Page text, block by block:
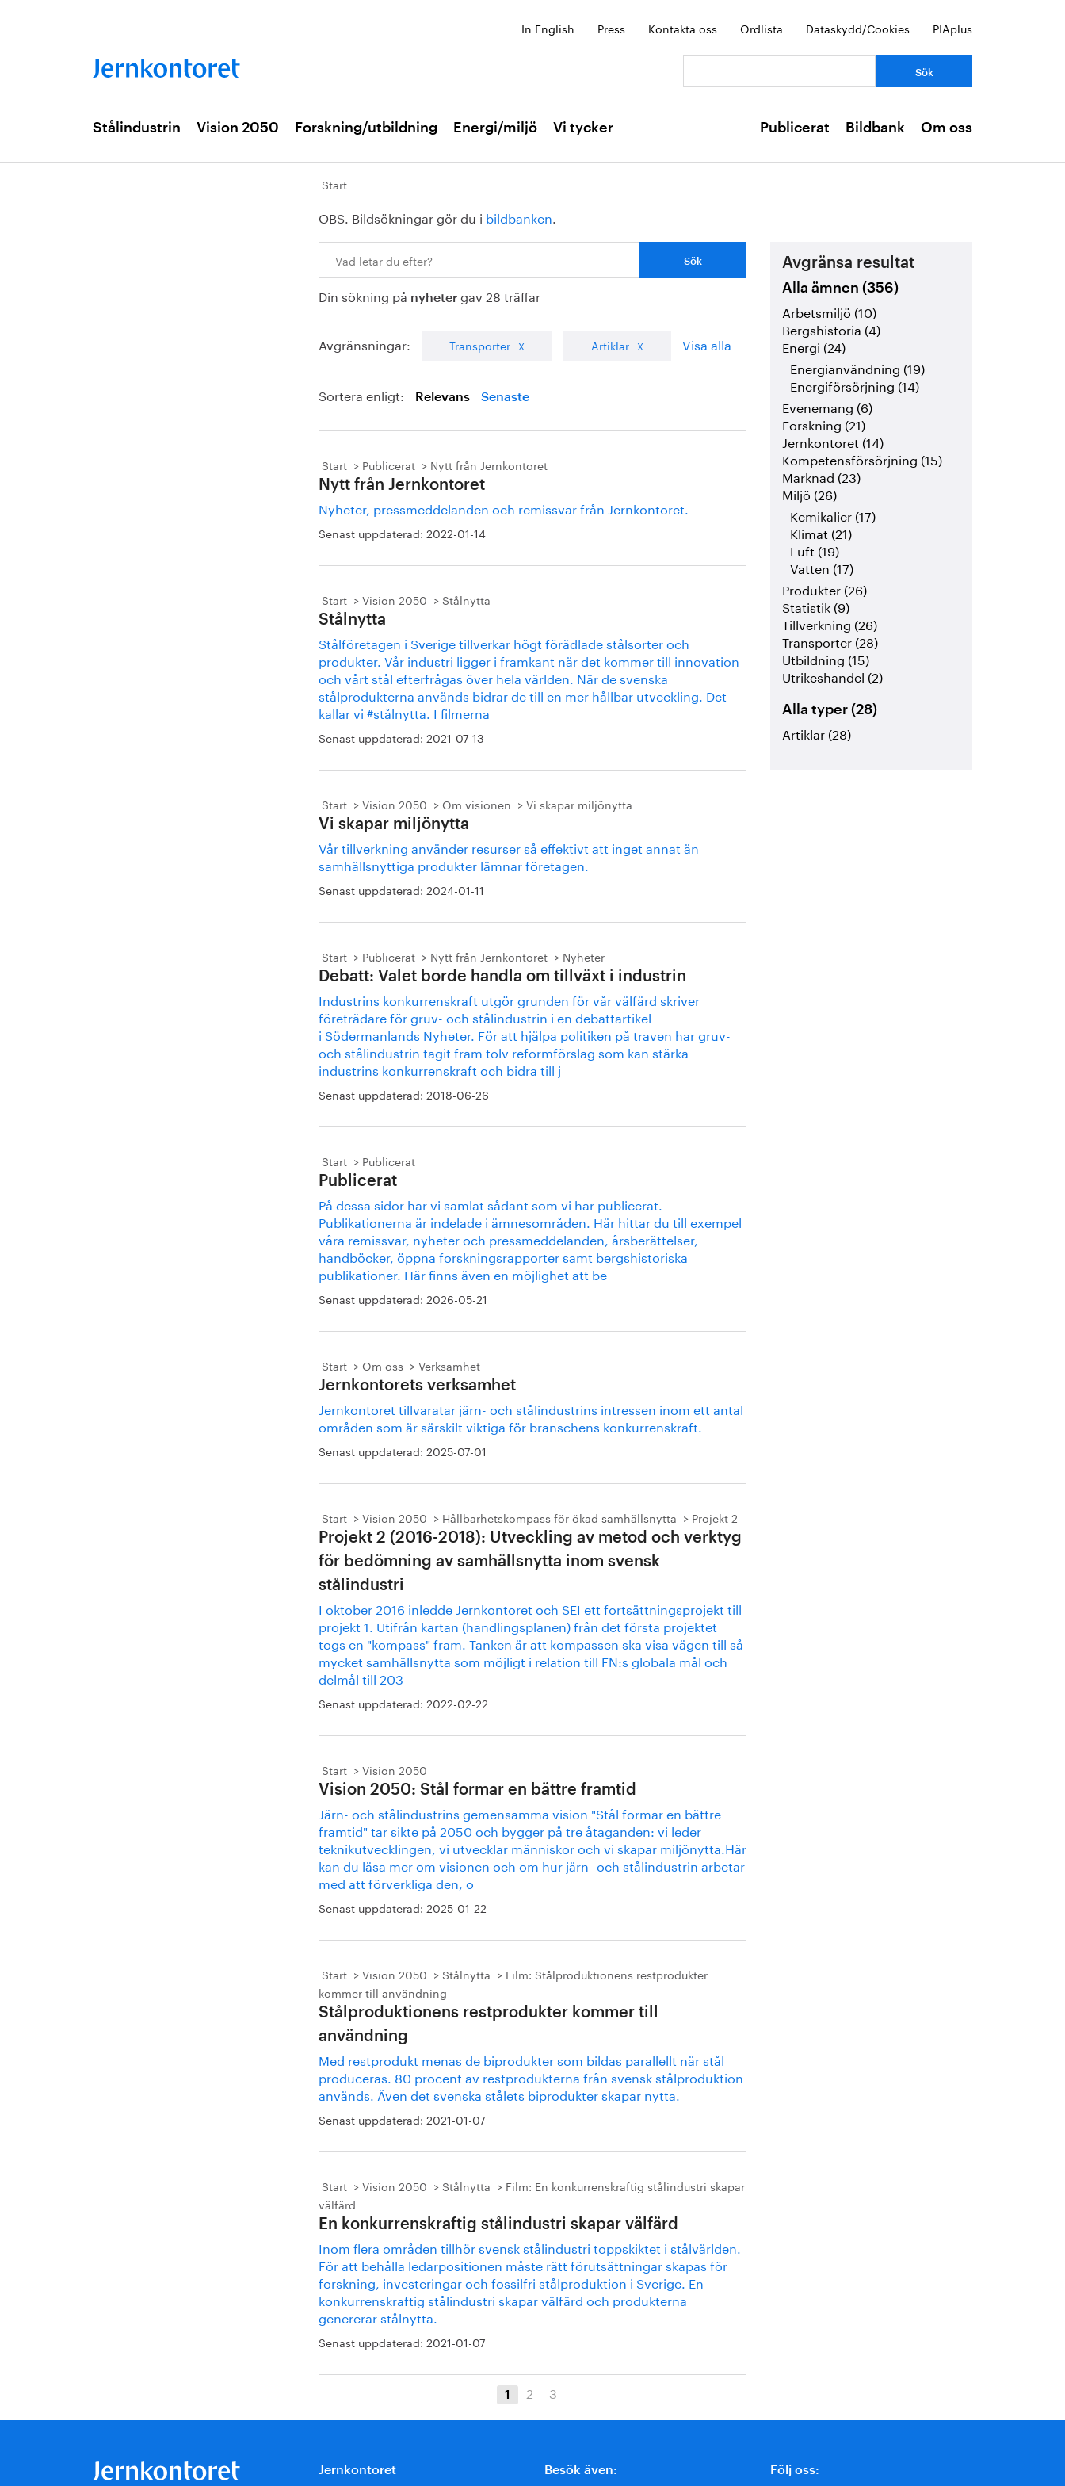
In English Press Kontakta oss Ordlista Dataskydd/Cookies PIAplus
Stålindustrin Vision 2050 Forskning/utbildning Energi/miljö Vi tycker Publicerat Bildbank Om oss
Start
OBS. Bildsökningar gör du i bildbanken.
Din sökning på nyheter gav 28 träffar
Avgränsningar: Transporter Artiklar Visa alla
Sortera enligt: Relevans Senaste
Start Publicerat Nytt från Jernkontoret
Nytt från Jernkontoret
Nyheter, pressmeddelanden och remissvar från Jernkontoret.
Senast uppdaterad: 2022-01-14
Start Vision 2050 Stålnytta
Stålnytta
Stålföretagen i Sverige tillverkar högt förädlade stålsorter och
produkter. Vår industri ligger i framkant när det kommer till innovation
och vårt stål efterfrågas över hela världen. När de svenska
stålprodukterna används bidrar de till en mer hållbar utveckling. Det
kallar vi #stålnytta. I filmerna
Senast uppdaterad: 2021-07-13
Start Vision 2050 Om visionen Vi skapar miljönytta
Vi skapar miljönytta
Vår tillverkning använder resurser så effektivt att inget annat än
samhällsnyttiga produkter lämnar företagen.
Senast uppdaterad: 2024-01-11
Start Publicerat Nytt från Jernkontoret Nyheter
Debatt: Valet borde handla om tillväxt i industrin
Industrins konkurrenskraft utgör grunden för vår välfärd skriver
företrädare för gruv- och stålindustrin i en debattartikel
i Södermanlands Nyheter. För att hjälpa politiken på traven har gruv-
och stålindustrin tagit fram tolv reformförslag som kan stärka
industrins konkurrenskraft och bidra till j
Senast uppdaterad: 2018-06-26
Start Publicerat
Publicerat
På dessa sidor har vi samlat sådant som vi har publicerat.
Publikationerna är indelade i ämnesområden. Här hittar du till exempel
våra remissvar, nyheter och pressmeddelanden, årsberättelser,
handböcker, öppna forskningsrapporter samt bergshistoriska
publikationer. Här finns även en möjlighet att be
Senast uppdaterad: 2026-05-21
Start Om oss Verksamhet
Jernkontorets verksamhet
Jernkontoret tillvaratar järn- och stålindustrins intressen inom ett antal
områden som är särskilt viktiga för branschens konkurrenskraft.
Senast uppdaterad: 2025-07-01
Start Vision 2050 Hållbarhetskompass för ökad samhällsnytta Projekt 2
Projekt 2 (2016-2018): Utveckling av metod och verktyg
för bedömning av samhällsnytta inom svensk
stålindustri
I oktober 2016 inledde Jernkontoret och SEI ett fortsättningsprojekt till
projekt 1. Utifrån kartan (handlingsplanen) från det första projektet
togs en "kompass" fram. Tanken är att kompassen ska visa vägen till så
mycket samhällsnytta som möjligt i relation till FN:s globala mål och
delmål till 203
Senast uppdaterad: 2022-02-22
Start Vision 2050
Vision 2050: Stål formar en bättre framtid
Järn- och stålindustrins gemensamma vision "Stål formar en bättre
framtid" tar sikte på 2050 och bygger på tre åtaganden: vi leder
teknikutvecklingen, vi utvecklar människor och vi skapar miljönytta.Här
kan du läsa mer om visionen och om hur järn- och stålindustrin arbetar
med att förverkliga den, o
Senast uppdaterad: 2025-01-22
Start Vision 2050 Stålnytta
Film: Stålproduktionens restprodukter
kommer till användning
Stålproduktionens restprodukter kommer till
användning
Med restprodukt menas de biprodukter som bildas parallellt när stål
produceras. 80 procent av restprodukterna från svensk stålproduktion
används. Även det svenska stålets biprodukter skapar nytta.
Senast uppdaterad: 2021-01-07
Start Vision 2050 Stålnytta
Film: En konkurrenskraftig stålindustri skapar
välfärd
En konkurrenskraftig stålindustri skapar välfärd
Inom flera områden tillhör svensk stålindustri toppskiktet i stålvärlden.
För att behålla ledarpositionen måste rätt förutsättningar skapas för
forskning, investeringar och fossilfri stålproduktion i Sverige. En
konkurrenskraftig stålindustri skapar välfärd och produkterna
genererar stålnytta.
Senast uppdaterad: 2021-01-07
1 2 3
Avgränsa resultat
Alla ämnen (356)
Arbetsmiljö (10)
Bergshistoria (4)
Energi (24)
Energianvändning (19)
Energiförsörjning (14)
Evenemang (6)
Forskning (21)
Jernkontoret (14)
Kompetensförsörjning (15)
Marknad (23)
Miljö (26)
Kemikalier (17)
Klimat (21)
Luft (19)
Vatten (17)
Produkter (26)
Statistik (9)
Tillverkning (26)
Transporter (28)
Utbildning (15)
Utrikeshandel (2)
Alla typer (28)
Artiklar (28)
Jernkontoret Besök även: Följ oss: